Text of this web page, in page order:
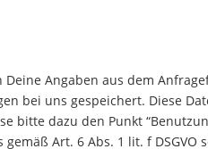
Angaben aus dem
bei uns gespeichert. Diese
bitte dazu den Punkt
Art. 6 Abs. 1 lit. f DSGVO